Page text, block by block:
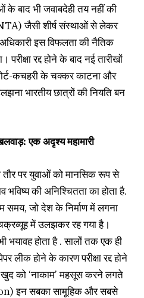
के बाद भी जवाबदेही तय नहीं की
जैसी शीर्ष संस्थाओं से लेकर
अधिकारी इस विफलता की नैतिक
परीक्षा रद्द होने के बाद नई तारीखों
कचहरी के चक्कर काटना और
भारतीय छात्रों की नियति बन
एक अदृश्य महामारी
तौर पर युवाओं को मानसिक रूप से
भविष्य की अनिश्चितता का होता है.
समय, जो देश के निर्माण में लगना
चक्रव्यूह में उलझकर रह गया है।
भयावह होता है . सालों तक एक ही
लीक होने के कारण परीक्षा रद्द होने
खुद को ‘नाकाम’ महसूस करने लगते
इन सबका सामूहिक और सबसे